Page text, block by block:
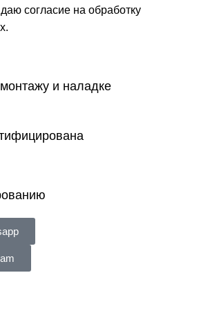
даю согласие на обработку
.
и наладке